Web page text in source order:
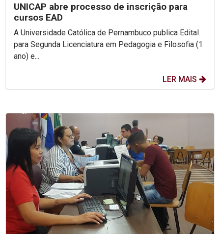
UNICAP abre processo de inscrição para
cursos EAD
A Universidade Católica de Pernambuco publica Edital
para Segunda Licenciatura em Pedagogia e Filosofia (1
ano) e...
LER MAIS